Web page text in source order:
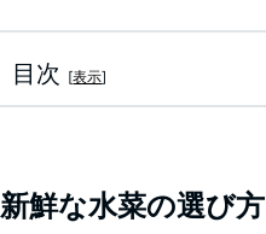
目次 [表示]
新鮮な水菜の選び方